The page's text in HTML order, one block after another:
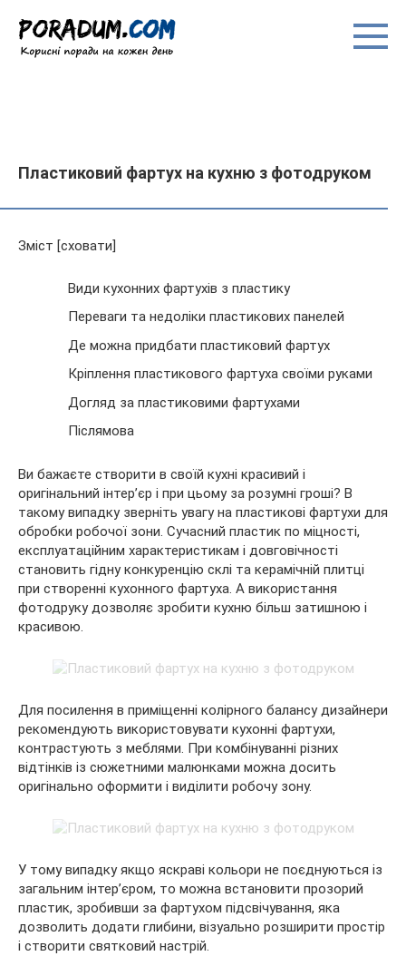
вмісту
Пластиковий фартух на кухню з фотодруком
Зміст [сховати]
Види кухонних фартухів з пластику
Переваги та недоліки пластикових панелей
Де можна придбати пластиковий фартух
Кріплення пластикового фартуха своїми руками
Догляд за пластиковими фартухами
Післямова
Ви бажаєте створити в своїй кухні красивий і
оригінальний інтер’єр і при цьому за розумні гроші? В
такому випадку зверніть увагу на пластикові фартухи для
обробки робочої зони. Сучасний пластик по міцності,
експлуатаційним характеристикам і довговічності
становить гідну конкуренцію склі та керамічній плитці
при створенні кухонного фартуха. А використання
фотодруку дозволяє зробити кухню більш затишною і
красивою.
Для посилення в приміщенні колірного балансу дизайнери
рекомендують використовувати кухонні фартухи,
контрастують з меблями. При комбінуванні різних
відтінків із сюжетними малюнками можна досить
оригінально оформити і виділити робочу зону.
У тому випадку якщо яскраві кольори не поєднуються із
загальним інтер’єром, то можна встановити прозорий
пластик, зробивши за фартухом підсвічування, яка
дозволить додати глибини, візуально розширити простір
і створити святковий настрій.